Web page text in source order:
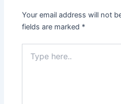
Your email address will not
fields are marked *
here..